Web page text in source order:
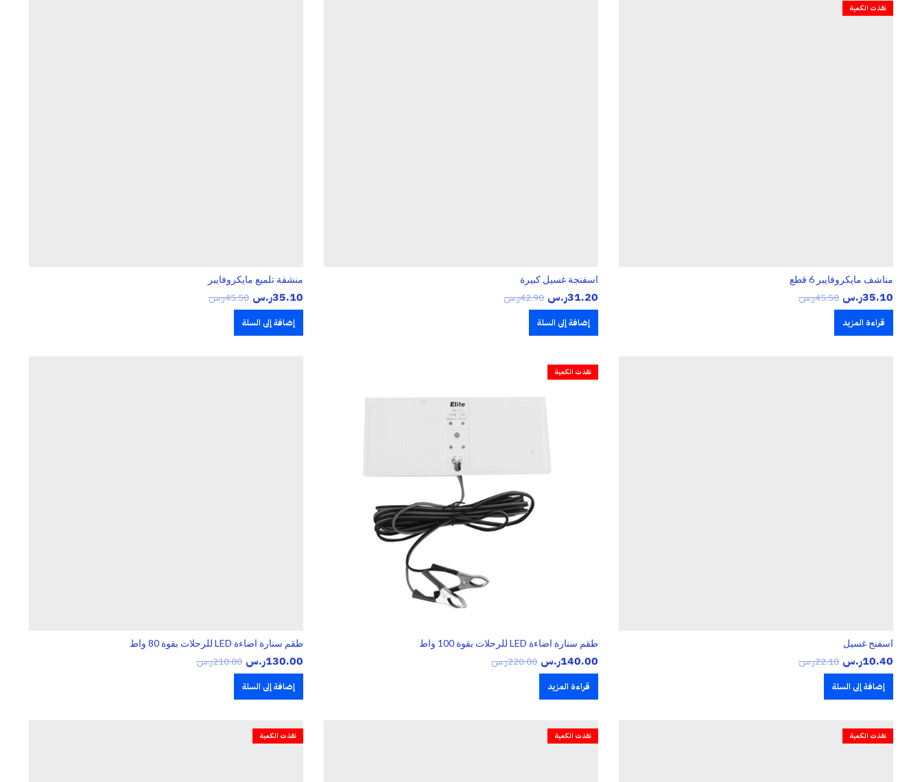
نفذت الكمية
مناشف مايكروفايبر 6 قطع
35.10ر.س 45.50ر.س
قراءة المزيد
اسفنجة غسيل كبيرة
31.20ر.س 42.90ر.س
إضافة إلى السلة
منشفة تلميع مايكروفايبر
35.10ر.س 45.50ر.س
إضافة إلى السلة
اسفنج غسيل
10.40ر.س 22.10ر.س
إضافة إلى السلة
نفذت الكمية
طقم سنارة اضاءة LED للرحلات بقوة 100 واط
140.00ر.س 220.00ر.س
قراءة المزيد
طقم سنارة اضاءة LED للرحلات بقوة 80 واط
130.00ر.س 210.00ر.س
إضافة إلى السلة
نفذت الكمية نفذت الكمية نفذت الكمية